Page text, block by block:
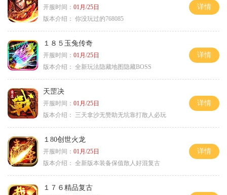
开服时间： 01月/25日
版本介绍： 你没玩过的768085
详情
１８５玉兔传奇
开服时间： 01月/25日
版本介绍： 全新玩法隐藏地图隐藏BOSS
详情
天罡决
开服时间： 01月/25日
版本介绍：
三天拿沙无赞助无坑靠打散人必玩
详情
１80创世火龙
开服时间： 01月/25日
版本介绍： 全新版本装备保值散人好混复古
详情
１７６精品复古